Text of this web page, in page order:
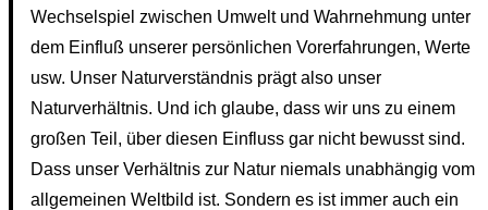
Wechselspiel zwischen Umwelt und Wahrnehmung unter
dem Einfluß unserer persönlichen Vorerfahrungen, Werte
usw. Unser Naturverständnis prägt also unser
Naturverhältnis. Und ich glaube, dass wir uns zu einem
großen Teil, über diesen Einfluss gar nicht bewusst sind.
Dass unser Verhältnis zur Natur niemals unabhängig vom
allgemeinen Weltbild ist. Sondern es ist immer auch ein